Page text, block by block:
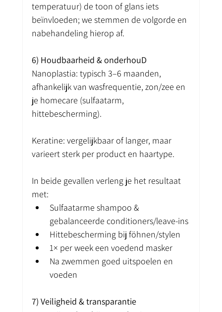
temperatuur) de toon of glans iets
beïnvloeden; we stemmen de volgorde en
nabehandeling hierop af.
6) Houdbaarheid & onderhouD
Nanoplastia: typisch 3–6 maanden,
afhankelijk van wasfrequentie, zon/zee en
je homecare (sulfaatarm,
hittebescherming).
Keratine: vergelijkbaar of langer, maar
varieert sterk per product en haartype.
In beide gevallen verleng je het resultaat
met:
Sulfaatarme shampoo &
gebalanceerde conditioners/leave-ins
Hittebescherming bij föhnen/stylen
1× per week een voedend masker
Na zwemmen goed uitspoelen en
voeden
7) Veiligheid & transparantie